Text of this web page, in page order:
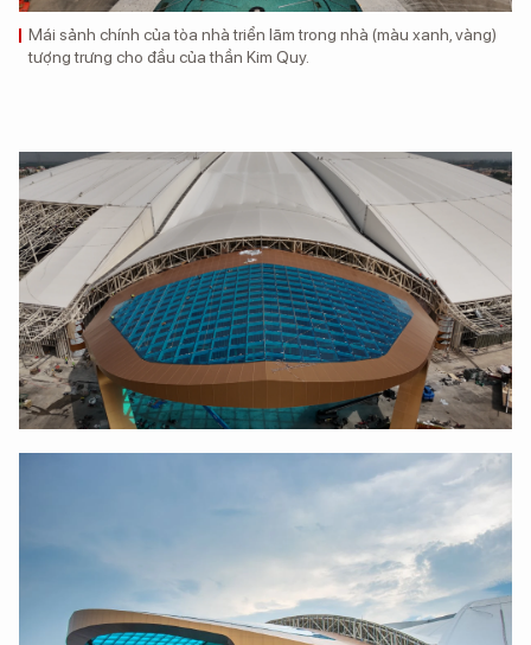
Mái sảnh chính của tòa nhà triển lãm trong nhà (màu xanh, vàng)
tượng trưng cho đầu của thần Kim Quy.